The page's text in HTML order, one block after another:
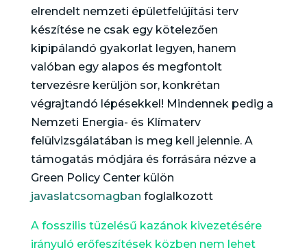
elrendelt nemzeti épületfelújítási terv
készítése ne csak egy kötelezően
kipipálandó gyakorlat legyen, hanem
valóban egy alapos és megfontolt
tervezésre kerüljön sor, konkrétan
végrajtandó lépésekkel! Mindennek pedig a
Nemzeti Energia- és Klímaterv
felülvizsgálatában is meg kell jelennie. A
támogatás módjára és forrására nézve a
Green Policy Center külön
javaslatcsomagban foglalkozott
A fosszilis tüzelésű kazánok kivezetésére
irányuló erőfeszítések közben nem lehet